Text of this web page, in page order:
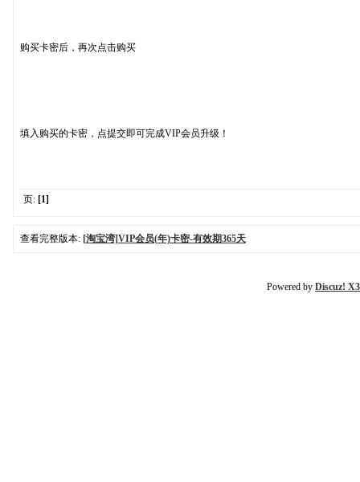
购买卡密后，再次点击购买
填入购买的卡密，点提交即可完成VIP会员升级！
页: [1]
查看完整版本: [淘宝湾]VIP会员(年)卡密-有效期365天
Powered by Discuz!